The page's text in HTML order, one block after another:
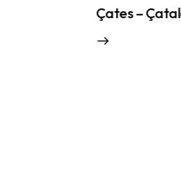
Çates –